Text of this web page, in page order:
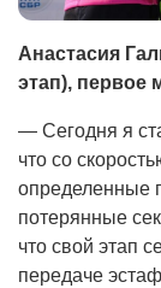
Анастасия
этап), первое
— Сегодня я
что со
определенные
потерянные
что свой этап
передаче